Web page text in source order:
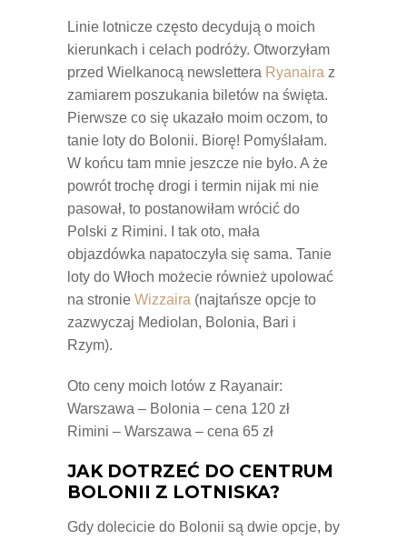
Linie lotnicze często decydują o moich
kierunkach i celach podróży. Otworzyłam
przed Wielkanocą newslettera Ryanaira z
zamiarem poszukania biletów na święta.
Pierwsze co się ukazało moim oczom, to
tanie loty do Bolonii. Biorę! Pomyślałam.
W końcu tam mnie jeszcze nie było. A że
powrót trochę drogi i termin nijak mi nie
pasował, to postanowiłam wrócić do
Polski z Rimini. I tak oto, mała
objazdówka napatoczyła się sama. Tanie
loty do Włoch możecie również upolować
na stronie Wizzaira (najtańsze opcje to
zazwyczaj Mediolan, Bolonia, Bari i
Rzym).
Oto ceny moich lotów z Rayanair:
Warszawa – Bolonia – cena 120 zł
Rimini – Warszawa – cena 65 zł
JAK DOTRZEĆ DO CENTRUM
BOLONII Z LOTNISKA?
Gdy dolecicie do Bolonii są dwie opcje, by